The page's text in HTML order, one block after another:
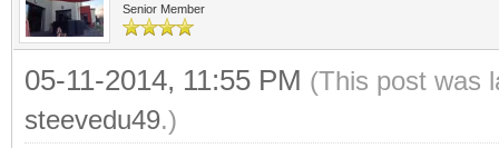
Senior Member
05-11-2014, 11:55 PM (This post was
steevedu49.)